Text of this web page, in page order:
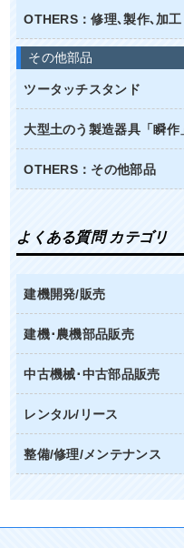
OTHERS：修理､製作､加工
その他部品
ツータッチスタンド
大型土のう製造器具「瞬作
OTHERS：その他部品
よくある質問 カテゴリ
建機開発/販売
建機･農機部品販売
中古機械･中古部品販売
レンタル/リース
整備/修理/メンテナンス